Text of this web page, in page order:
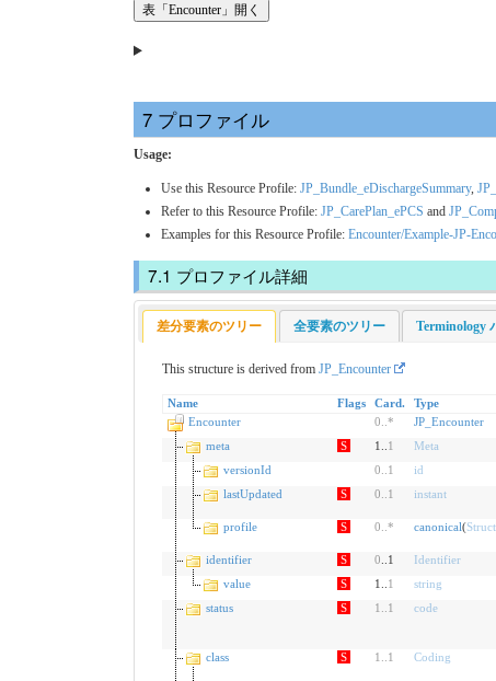
表「Encounter」開く
プロファイル
Usage:
Use this Resource Profile: JP_Bundle_eDischargeSummary,
Refer to this Resource Profile: JP_CarePlan_ePCS and
Examples for this Resource Profile: Encounter/Example-JP-
プロファイル詳細
差分要素のツリー 全要素のツリー Terminology
This structure is derived from JP_Encounter
Name Flags Card. Type
Encounter
0 * JP_Encounter
meta
S 1.. 1 Meta
versionId
0 1 id
lastUpdated
S 0 1 instant
profile
S 0 * canonical(
identifier
S 0 ..1 Identifier
value
S 1.. 1 string
status
S 1 1 code
class
S 1 1 Coding